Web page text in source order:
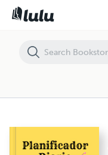
Planificador diario enfermera